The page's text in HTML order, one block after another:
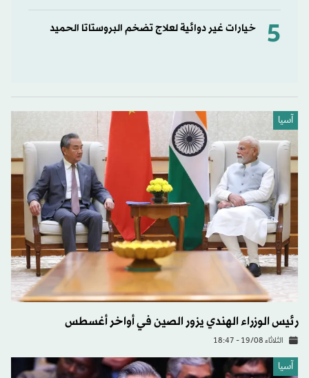
5 خيارات غير دوائية لعلاج تضخم البروستاتا الحميد
آسيا
رئيس الوزراء الهندي يزور الصين في أواخر أغسطس
الثلاثاء 19/08 - 18:47
آسيا